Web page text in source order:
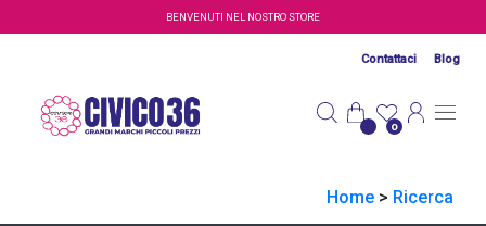
Salta al contenuto principaleBENVENUTI NEL NOSTRO STORE
Contattaci Blog
0
Home > Ricerca